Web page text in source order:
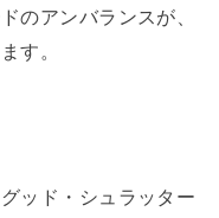
のアンバランスが、
す。
ッド・シュラッター